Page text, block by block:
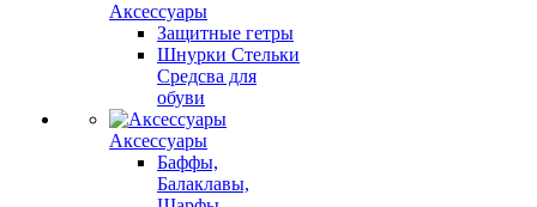
Аксессуары
Защитные гетры
Шнурки Стельки
Средсва для
обуви
Аксессуары
Баффы,
Балаклавы,